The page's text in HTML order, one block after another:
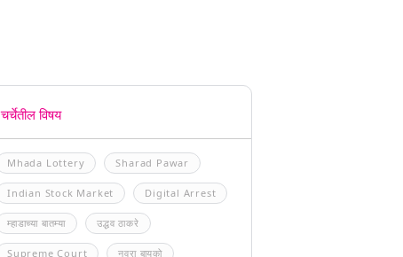
चर्चेतील विषय
Mhada Lottery Sharad Pawar
Indian Stock Market Digital Arrest
म्हाडाच्या बातम्या उद्धव ठाकरे
Supreme Court नवरा बायको